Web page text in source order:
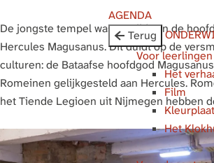
AGENDA
Terug
Voor leerlingen
Het
Film
Kleurplaat
Het
De jongste tempel was gewijd aan de
Hercules Magusanus. Dit duidt op de
culturen: de Bataafse hoofdgod
Romeinen gelijkgesteld aan Hercules.
het Tiende Legioen uit Nijmegen hebben